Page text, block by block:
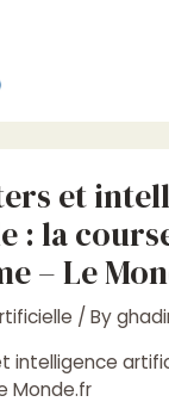
et
: la
– Le
/ By
intelligence
Monde.fr